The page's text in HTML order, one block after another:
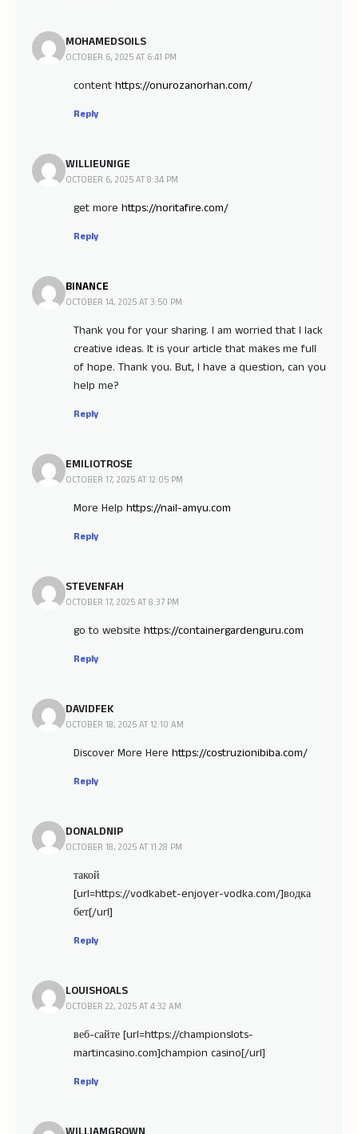
MOHAMEDSOILS
OCTOBER 6, 2025 AT 6:41 PM
content https://onurozanorhan.com/
Reply
WILLIEUNIGE
OCTOBER 6, 2025 AT 8:34 PM
get more https://noritafire.com/
Reply
BINANCE
OCTOBER 14, 2025 AT 3:50 PM
Thank you for your sharing. I am worried that I lack
creative ideas. It is your article that makes me full
of hope. Thank you. But, I have a question, can you
help me?
Reply
EMILIOTROSE
OCTOBER 17, 2025 AT 12:05 PM
More Help https://nail-amyu.com
Reply
STEVENFAH
OCTOBER 17, 2025 AT 8:37 PM
go to website https://containergardenguru.com
Reply
DAVIDFEK
OCTOBER 18, 2025 AT 12:10 AM
Discover More Here https://costruzionibiba.com/
Reply
DONALDNIP
OCTOBER 18, 2025 AT 11:28 PM
такой
[url=https://vodkabet-enjoyer-vodka.com/]водка
бет[/url]
Reply
LOUISHOALS
OCTOBER 22, 2025 AT 4:32 AM
веб-сайте [url=https://championslots-
martincasino.com]champion casino[/url]
Reply